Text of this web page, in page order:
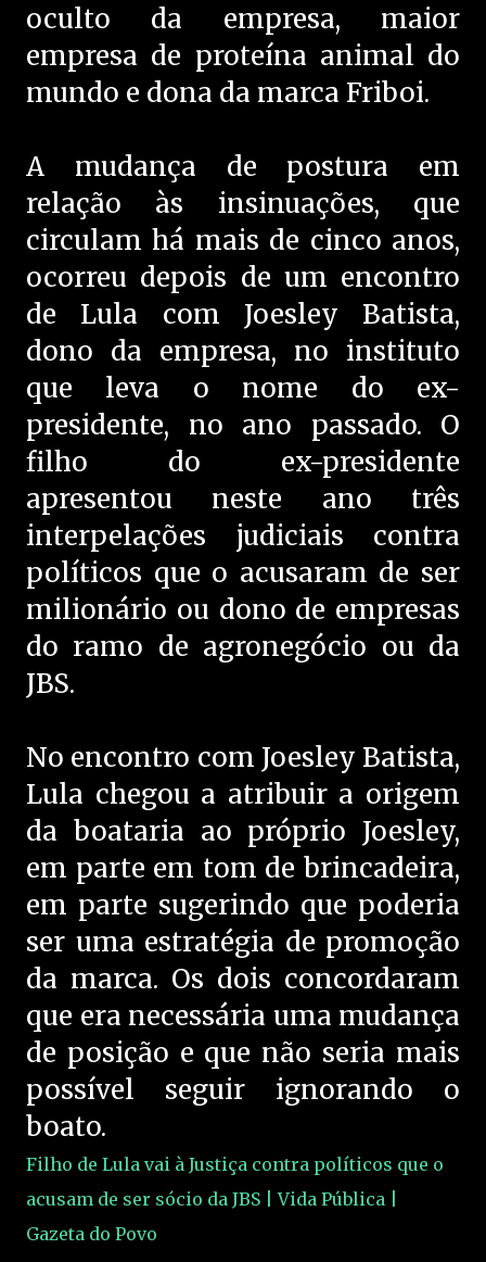
oculto da empresa, maior
empresa de proteína animal do
mundo e dona da marca Friboi.
A mudança de postura em
relação às insinuações, que
circulam há mais de cinco anos,
ocorreu depois de um encontro
de Lula com Joesley Batista,
dono da empresa, no instituto
que leva o nome do ex-
presidente, no ano passado. O
filho do ex-presidente
apresentou neste ano três
interpelações judiciais contra
políticos que o acusaram de ser
milionário ou dono de empresas
do ramo de agronegócio ou da
JBS.
No encontro com Joesley Batista,
Lula chegou a atribuir a origem
da boataria ao próprio Joesley,
em parte em tom de brincadeira,
em parte sugerindo que poderia
ser uma estratégia de promoção
da marca. Os dois concordaram
que era necessária uma mudança
de posição e que não seria mais
possível seguir ignorando o
boato.
Filho de Lula vai à Justiça contra políticos que o
acusam de ser sócio da JBS | Vida Pública |
Gazeta do Povo